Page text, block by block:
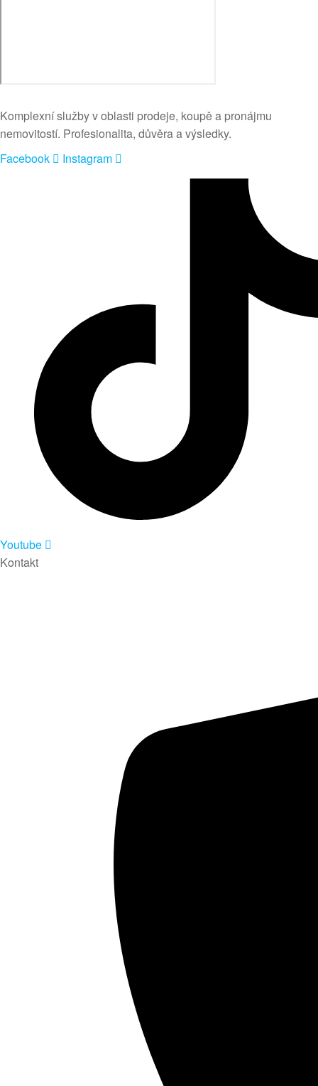
Komplexní služby v oblasti prodeje, koupě a pronájmu
nemovitostí. Profesionalita, důvěra a výsledky.
Facebook
Instagram
Youtube
Kontakt